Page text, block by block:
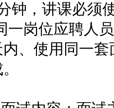
钟，讲课必须
一岗位应聘人
内、使用同一